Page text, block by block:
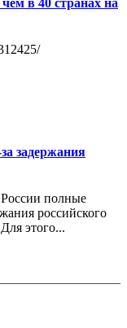
в 40 странах на
задержания
полные
российского
этого...